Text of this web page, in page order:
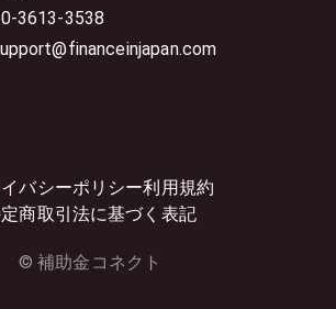
3613-3538
バシーポリシー利用規約
商取引法に基づく表記
© 補助金コネクト